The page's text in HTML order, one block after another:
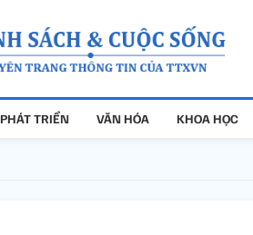
TRIỂN VĂN HÓA KHOA HỌC